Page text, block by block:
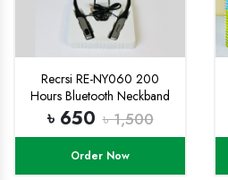
Recrsi RE-NY060 200
Hours Bluetooth Neckband
৳ 650 ৳ 1,500
Order Now